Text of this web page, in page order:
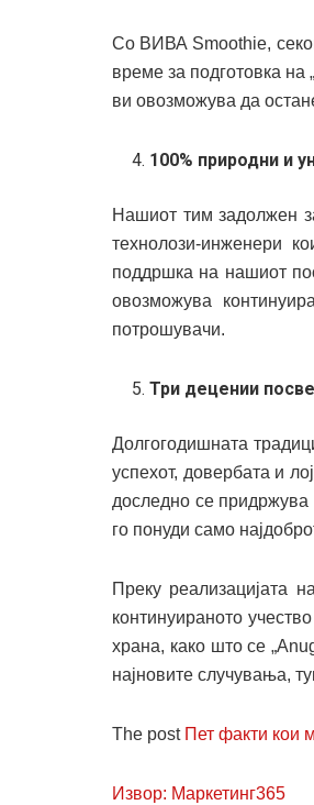
Со ВИВА Smoothie,
време за подготовка на
ви овозможува да
1 00% природни и
Нашиот тим задолжен
технолози-инженери
поддршка на нашиот
овозможува
потрошувачи.
Три децении
Долгогодишната
успехот, довербата и
доследно се придржува
го понуди само
Преку реализацијата
континуираното
храна, како што се
најновите случувања,
The post Пет факти кои
Извор: Маркетинг365